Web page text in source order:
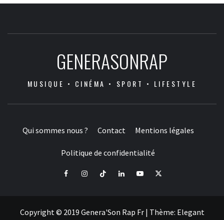
GENERASONRAP
MUSIQUE • CINÉMA • SPORT • LIFESTYLE
Qui sommes nous ? Contact Mentions légales
Politique de confidentialité
FacebookInstagramTiktok LinkedInYoutube
X
Copyright © 2019 Genera'Son Rap Fr | Thème: Elegant